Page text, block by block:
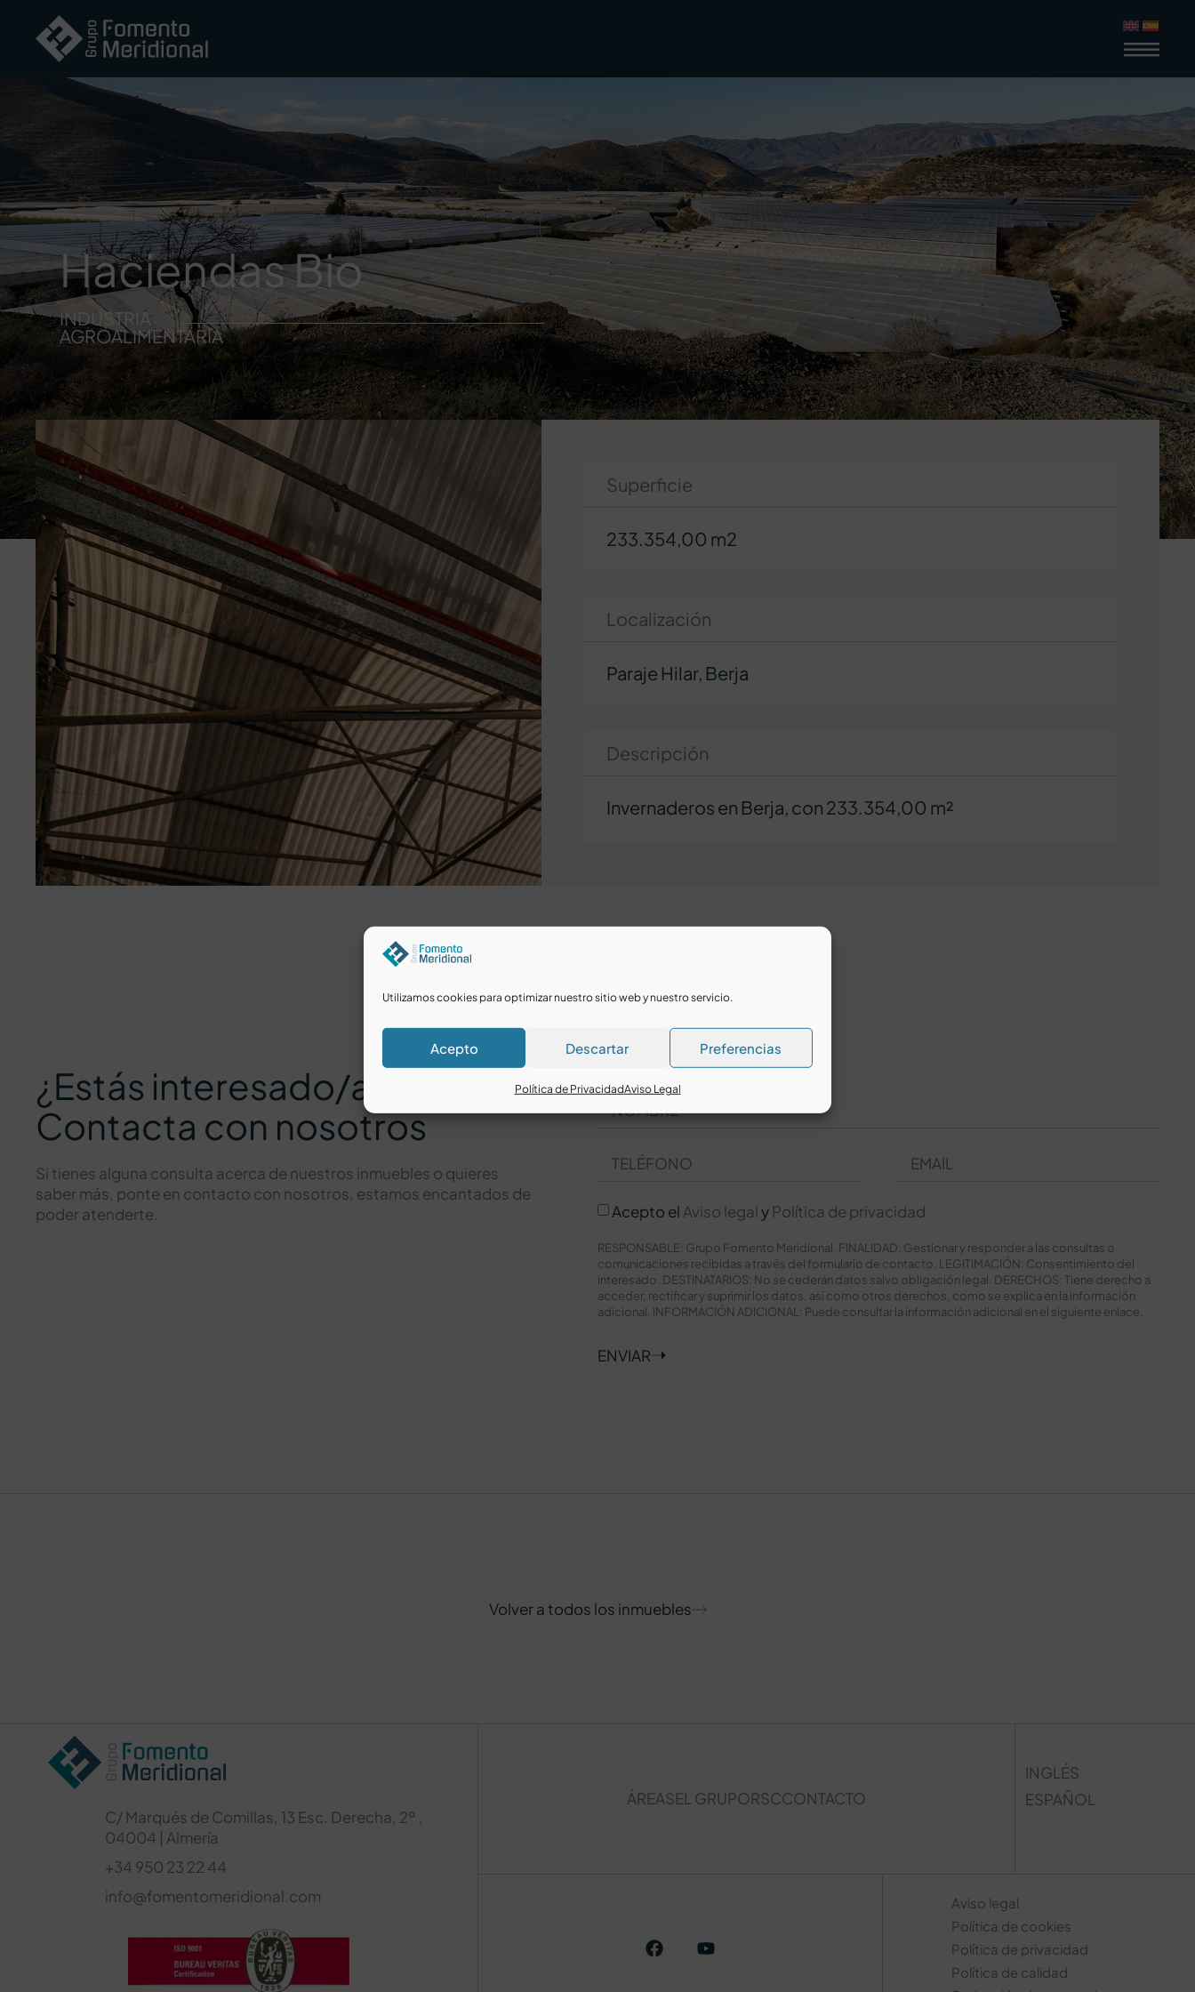
Utilizamos cookies para optimizar nuestro sitio web y nuestro servicio.
Acepto Descartar Preferencias
Política de PrivacidadAviso Legal
Haciendas Bio
INDUSTRIA
AGROALIMENTARIA
Superficie
233.354,00 m2
Localización
Paraje Hilar, Berja
Descripción
Invernaderos en Berja, con 233.354,00 m²
¿Estás interesado/a?
Contacta con nosotros
Si tienes alguna consulta acerca de nuestros inmuebles o quieres
saber más, ponte en contacto con nosotros, estamos encantados de
poder atenderte.
Acepto el Aviso legal y Política de privacidad
RESPONSABLE: Grupo Fomento Meridional. FINALIDAD: Gestionar y responder a las consultas o
comunicaciones recibidas a través del formulario de contacto. LEGITIMACIÓN: Consentimiento del
interesado. DESTINATARIOS: No se cederán datos salvo obligación legal. DERECHOS: Tiene derecho a
acceder, rectificar y suprimir los datos, así como otros derechos, como se explica en la información
adicional. INFORMACIÓN ADICIONAL: Puede consultar la información adicional en el siguiente enlace
ENVIAR
Volver a todos los inmuebles
C/ Marqués de Comillas, 13 Esc. Derecha, 2º ,
04004 | Almería
+34 950 23 22 44
info@fomentomeridional.com
ÁREASEL GRUPORSCCONTACTO
INGLÉS
ESPAÑOL
Aviso legal
Política de cookies
Política de privacidad
Política de calidad